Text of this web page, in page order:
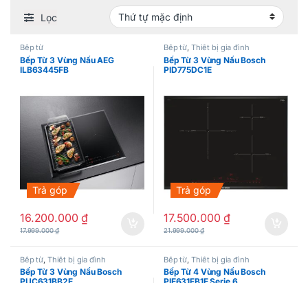
Lọc
Bếp từ
Bếp Từ 3 Vùng Nấu AEG
ILB63445FB
Trả góp
16.200.000₫
17.999.000₫
Bếp từ, Thiết bị gia đình
Bếp Từ 3 Vùng Nấu Bosch
PID775DC1E
Trả góp
17.500.000₫
21.999.000₫
Bếp từ, Thiết bị gia đình
Bếp Từ 3 Vùng Nấu Bosch
Bếp từ, Thiết bị gia đình
Bếp Từ 4 Vùng Nấu Bosch